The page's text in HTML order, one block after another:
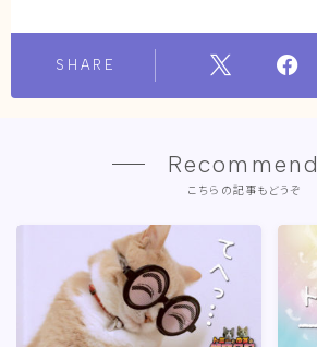
SHARE
Recommend
こちらの記事もどうぞ